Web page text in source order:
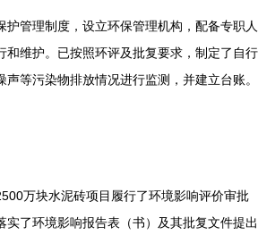
护管理制度，设立环保管理机构，配备专职人
和维护。已按照环评及批复要求，制定了自行
等污染物排放情况进行监测，并建立台账。
万块水泥砖项目履行了环境影响评价审批
实了环境影响报告表（书）及其批复文件提出